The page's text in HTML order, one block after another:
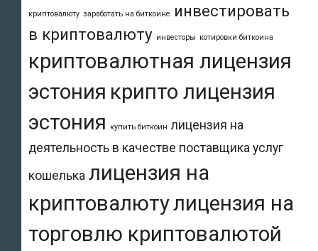
криптовалюту заработать на биткоине
инвестировать
в криптовалюту инвесторы котировки биткоина
криптовалютная лицензия
эстония крипто лицензия
эстония
купить биткоин лицензия на
деятельность в качестве поставщика услуг
кошелька лицензия на
криптовалютулицензия на
торговлю криптовалютой